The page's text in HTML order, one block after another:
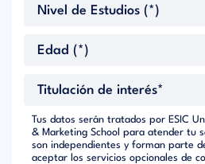
Tus datos serán tratados por ESIC
& Marketing School para atender tu
son independientes y forman parte
aceptar los servicios opcionales de